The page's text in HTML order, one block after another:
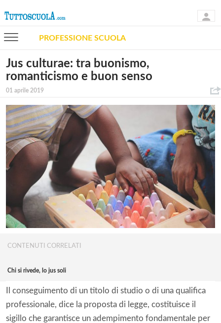
PROFESSIONE SCUOLA
Jus culturae: tra buonismo,
romanticismo e buon senso
01 aprile 2019
CONTENUTI CORRELATI
Chi si rivede, lo jus soli
Il conseguimento di un titolo di studio o di una qualifica
professionale, dice la proposta di legge, costituisce il
sigillo che garantisce un adempimento fondamentale per